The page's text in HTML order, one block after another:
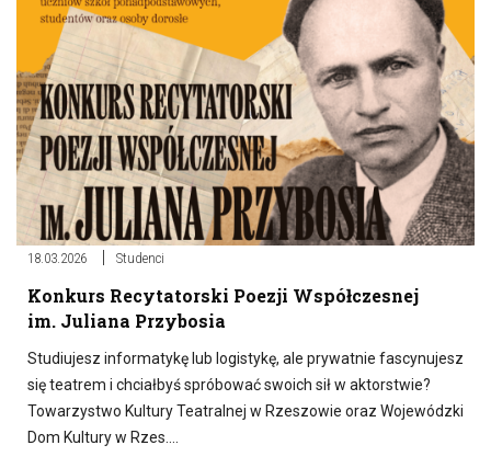
18.03.2026 Studenci
Konkurs Recytatorski Poezji Współczesnej
im. Juliana Przybosia
Studiujesz informatykę lub logistykę, ale prywatnie fascynujesz
się teatrem i chciałbyś spróbować swoich sił w aktorstwie?
Towarzystwo Kultury Teatralnej w Rzeszowie oraz Wojewódzki
Dom Kultury w Rzes….